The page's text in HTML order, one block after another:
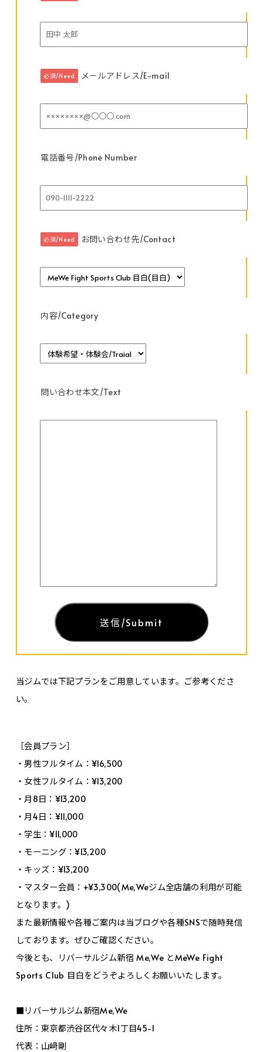
必須/Need メールアドレス/E-mail
電話番号/Phone Number
必須/Need お問い合わせ先/Contact
内容/Category
問い合わせ本文/Text
当ジムでは下記プランをご用意しています。ご参考くださ
い。
［会員プラン］
・男性フルタイム：¥16,500
・女性フルタイム：¥13,200
・月8日：¥13,200
・月4日：¥11,000
・学生：¥11,000
・モーニング：¥13,200
・キッズ：¥13,200
・マスター会員：+¥3,300(Me,Weジム全店舗の利用が可能
となります。)
また最新情報や各種ご案内は当ブログや各種SNSで随時発信
しております。ぜひご確認ください。
今後とも、リバーサルジム新宿 Me,We とMeWe Fight
Sports Club 目白をどうぞよろしくお願いいたします。
■リバーサルジム新宿Me,We
住所：東京都渋谷区代々木1丁目45-1
代表：山﨑剛